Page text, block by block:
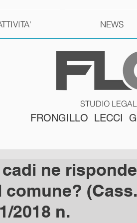
NEWS
STUDIO
FRONGILLO LECCI
ne
2018 n.